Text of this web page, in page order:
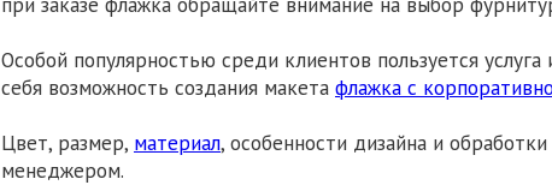
Особой популярностью среди клиентов пользуется
себя возможность создания макета флажка с
Цвет, размер, материал, особенности дизайна и
менеджером.